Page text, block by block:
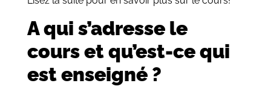
A qui s’adresse le
cours et qu’est-ce qui
est enseigné ?